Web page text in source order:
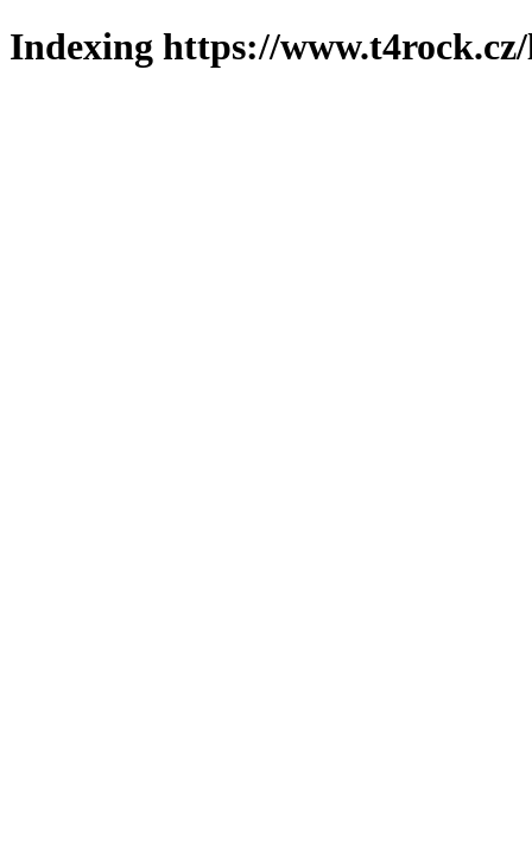
Indexing https://